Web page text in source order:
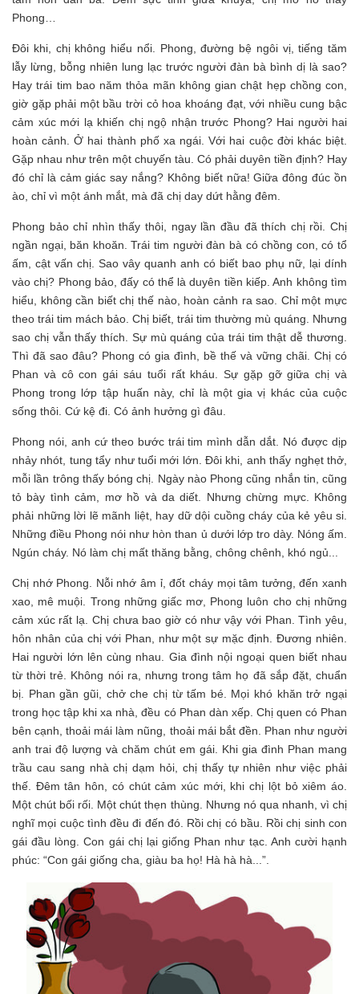
Phong…
Đôi khi, chị không hiểu nổi. Phong, đường bệ ngôi vị, tiếng tăm
lẫy lừng, bỗng nhiên lung lạc trước người đàn bà bình dị là sao?
Hay trái tim bao năm thỏa mãn không gian chật hẹp chồng con,
giờ gặp phải một bầu trời cỏ hoa khoáng đạt, với nhiều cung bậc
cảm xúc mới lạ khiến chị ngộ nhận trước Phong? Hai người hai
hoàn cảnh. Ở hai thành phố xa ngái. Với hai cuộc đời khác biệt.
Gặp nhau như trên một chuyến tàu. Có phải duyên tiền định? Hay
đó chỉ là cảm giác say nắng? Không biết nữa! Giữa đông đúc ồn
ào, chỉ vì một ánh mắt, mà đã chị day dứt hằng đêm.
Phong bảo chỉ nhìn thấy thôi, ngay lần đầu đã thích chị rồi. Chị
ngần ngại, băn khoăn. Trái tim người đàn bà có chồng con, có tổ
ấm, cật vấn chị. Sao vây quanh anh có biết bao phụ nữ, lại dính
vào chị? Phong bảo, đấy có thể là duyên tiền kiếp. Anh không tìm
hiểu, không cần biết chị thế nào, hoàn cảnh ra sao. Chỉ một mực
theo trái tim mách bảo. Chị biết, trái tim thường mù quáng. Nhưng
sao chị vẫn thấy thích. Sự mù quáng của trái tim thật dễ thương.
Thì đã sao đâu? Phong có gia đình, bề thế và vững chãi. Chị có
Phan và cô con gái sáu tuổi rất kháu. Sự gặp gỡ giữa chị và
Phong trong lớp tập huấn này, chỉ là một gia vị khác của cuộc
sống thôi. Cứ kệ đi. Có ảnh hưởng gì đâu.
Phong nói, anh cứ theo bước trái tim mình dẫn dắt. Nó được dịp
nhảy nhót, tung tẩy như tuổi mới lớn. Đôi khi, anh thấy nghẹt thở,
mỗi lần trông thấy bóng chị. Ngày nào Phong cũng nhắn tin, cũng
tỏ bày tình cảm, mơ hồ và da diết. Nhưng chừng mực. Không
phải những lời lẽ mãnh liệt, hay dữ dội cuồng cháy của kẻ yêu si.
Những điều Phong nói như hòn than ủ dưới lớp tro dày. Nóng ấm.
Ngún cháy. Nó làm chị mất thăng bằng, chông chênh, khó ngủ...
Chị nhớ Phong. Nỗi nhớ âm ỉ, đốt cháy mọi tâm tưởng, đến xanh
xao, mê muội. Trong những giấc mơ, Phong luôn cho chị những
cảm xúc rất lạ. Chị chưa bao giờ có như vậy với Phan. Tình yêu,
hôn nhân của chị với Phan, như một sự mặc định. Đương nhiên.
Hai người lớn lên cùng nhau. Gia đình nội ngoại quen biết nhau
từ thời trẻ. Không nói ra, nhưng trong tâm họ đã sắp đặt, chuẩn
bị. Phan gần gũi, chở che chị từ tấm bé. Mọi khó khăn trở ngại
trong học tập khi xa nhà, đều có Phan dàn xếp. Chị quen có Phan
bên cạnh, thoải mái làm nũng, thoải mái bắt đền. Phan như người
anh trai độ lượng và chăm chút em gái. Khi gia đình Phan mang
trầu cau sang nhà chị dạm hỏi, chị thấy tự nhiên như việc phải
thế. Đêm tân hôn, có chút cảm xúc mới, khi chị lột bỏ xiêm áo.
Một chút bối rối. Một chút thẹn thùng. Nhưng nó qua nhanh, vì chị
nghĩ mọi cuộc tình đều đi đến đó. Rồi chị có bầu. Rồi chị sinh con
gái đầu lòng. Con gái chị lại giống Phan như tạc. Anh cười hạnh
phúc: “Con gái giống cha, giàu ba họ! Hà hà hà...”.